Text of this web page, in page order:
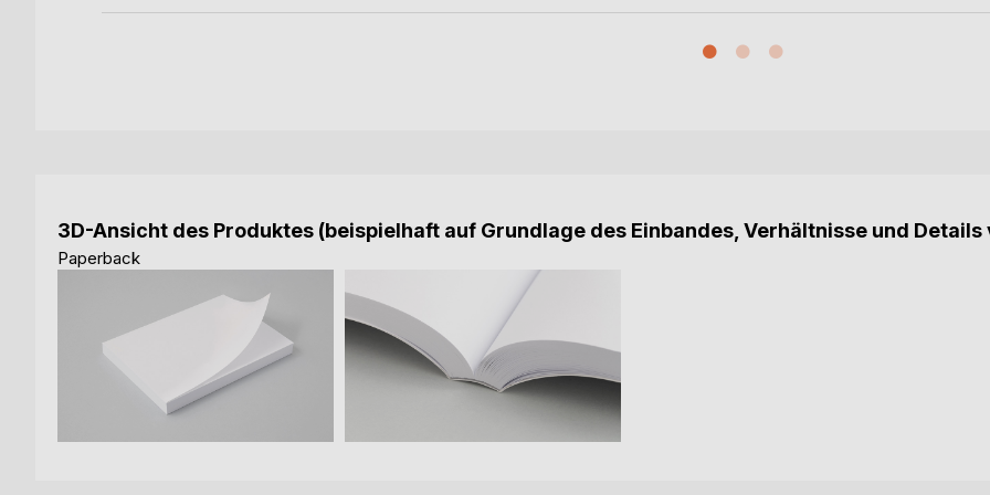
3D-Ansicht des Produktes (beispielhaft auf Grundlage des Einbandes, Verhältnisse und
Paperback